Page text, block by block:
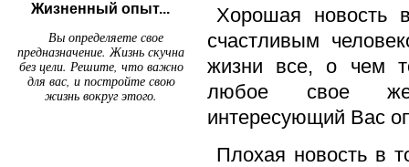
Жизненный опыт...
Вы определяете свое
предназначение. Жизнь скучна
без цели. Решите, что важно
для вас, и постройте свою
жизнь вокруг этого.
Хорошая
счастливым
жизни все, о чем
любое свое
интересующий Вас
Плохая новость в